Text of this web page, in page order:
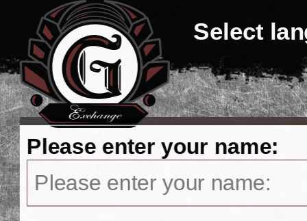
Select
Please enter your name: